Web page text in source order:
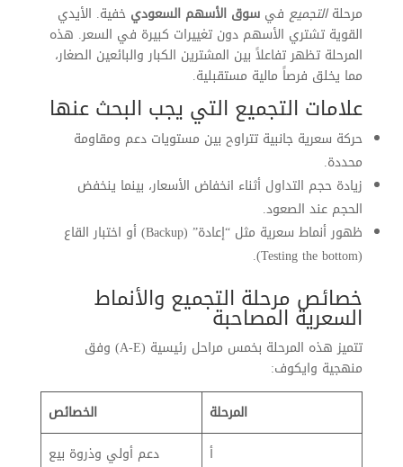
مرحلةالتجميعفي سوق الأسهم السعودي خفية. الأيدي
القوية تشتري الأسهم دون تغييرات كبيرة في السعر. هذه
المرحلة تظهر تفاعلاً بين المشترين الكبار والبائعين الصغار،
مما يخلق فرصاً مالية مستقبلية.
علامات التجميع التي يجب البحث عنها
حركة سعرية جانبية تتراوح بين مستويات دعم ومقاومة
محددة.
زيادة حجم التداول أثناء انخفاض الأسعار، بينما ينخفض
الحجم عند الصعود.
ظهور أنماط سعرية مثل “إعادة” (Backup) أو اختبار القاع
(Testing the bottom).
خصائص مرحلة التجميع والأنماط
السعرية المصاحبة
تتميز هذه المرحلة بخمس مراحل رئيسية (A-E) وفق
منهجية وايكوف:
المرحلة
الخصائص
أ
دعم أولي وذروة بيع